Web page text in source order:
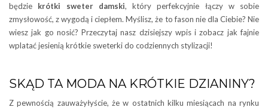
będzie krótki sweter damski, który perfekcyjnie łączy w sobie
zmysłowość, z wygodą i ciepłem. Myślisz, że to fason nie dla Ciebie? Nie
wiesz jak go nosić? Przeczytaj nasz dzisiejszy wpis i zobacz jak fajnie
wplatać jesienią krótkie sweterki do codziennych stylizacji!
SKĄD TA MODA NA KRÓTKIE DZIANINY?
Z pewnością zauważyłyście, że w ostatnich kilku miesiącach na rynku